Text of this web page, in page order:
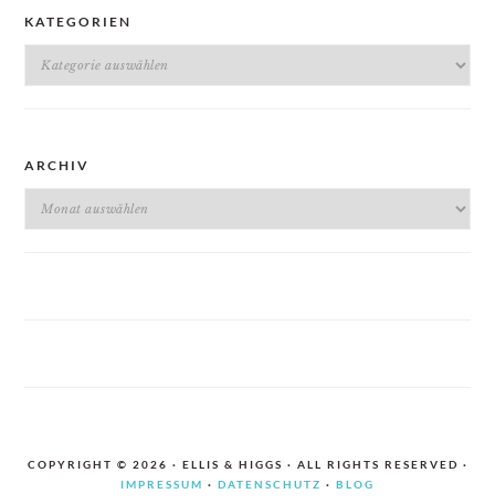
KATEGORIEN
Kategorien
ARCHIV
Archiv
COPYRIGHT © 2026 · ELLIS & HIGGS · ALL RIGHTS RESERVED ·
IMPRESSUM · DATENSCHUTZ · BLOG